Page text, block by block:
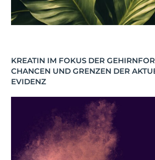
KREATIN IM FOKUS DER
CHANCEN UND GRENZEN DER
EVIDENZ